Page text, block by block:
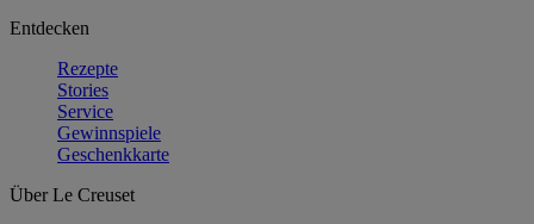
Entdecken
Rezepte
Stories
Service
Gewinnspiele
Geschenkkarte
Über Le Creuset